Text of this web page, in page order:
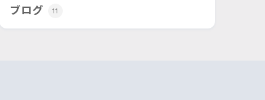
ブログ 11